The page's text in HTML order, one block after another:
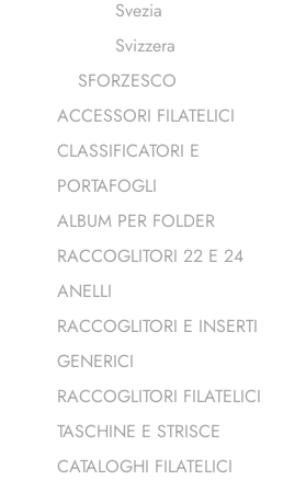
Svezia
Svizzera
SFORZESCO
ACCESSORI FILATELICI
CLASSIFICATORI E
PORTAFOGLI
ALBUM PER FOLDER
RACCOGLITORI 22 E 24
ANELLI
RACCOGLITORI E INSERTI
GENERICI
RACCOGLITORI FILATELICI
TASCHINE E STRISCE
CATALOGHI FILATELICI